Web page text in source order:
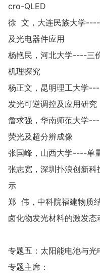
cro-QLED
徐 文，大连民族大学
及光电器件应用
杨艳民，河北大学----三
机理探究
杨正文，昆明理工大学
发光可逆调控及应用研究
詹求强，华南师范大学
荧光及超分辨成像
张国峰，山西大学----单
张志宽，深圳扑浪创新
示
郑 伟，中科院福建物质
卤化物发光材料的激发
专题五：太阳能电池与光
专题主席：